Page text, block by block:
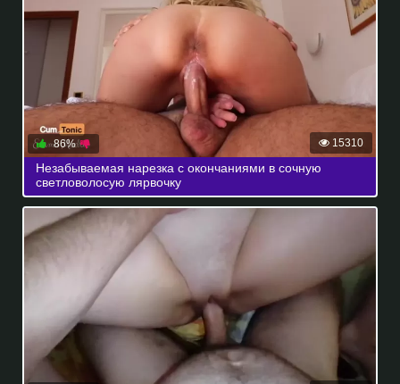
15310
86%
Незабываемая нарезка с окончаниями в сочную
светловолосую лярвочку